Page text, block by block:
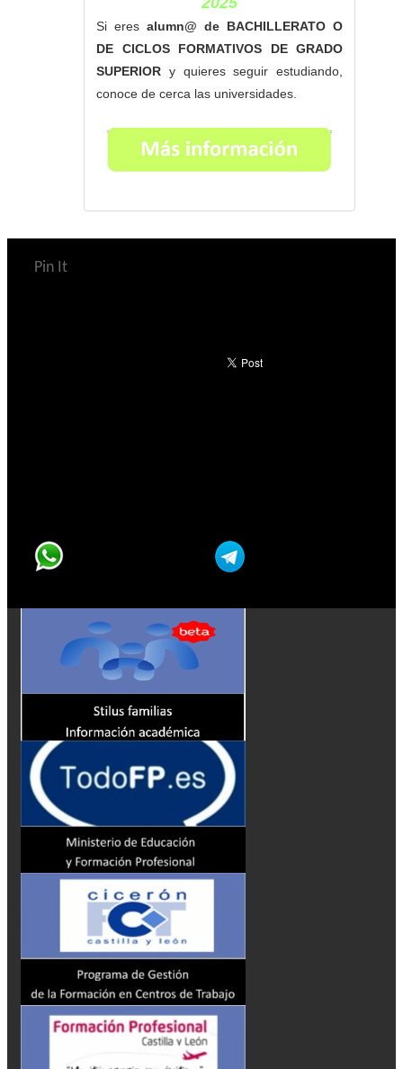
Si eres alumn@ de BACHILLERATO O
DE CICLOS FORMATIVOS DE GRADO
SUPERIOR y quieres seguir estudiando,
conoce de cerca las universidades.
Pin It